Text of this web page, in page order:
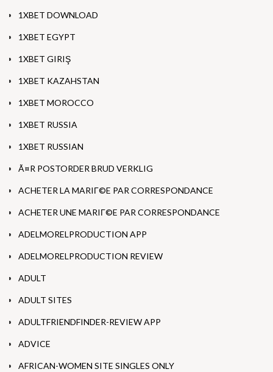
1XBET DOWNLOAD
1XBET EGYPT
1XBET GIRIŞ
1XBET KAZAHSTAN
1XBET MOROCCO
1XBET RUSSIA
1XBET RUSSIAN
Ã¤R POSTORDER BRUD VERKLIG
ACHETER LA MARIГ©E PAR CORRESPONDANCE
ACHETER UNE MARIГ©E PAR CORRESPONDANCE
ADELMORELPRODUCTION APP
ADELMORELPRODUCTION REVIEW
ADULT
ADULT SITES
ADULTFRIENDFINDER-REVIEW APP
ADVICE
AFRICAN-WOMEN SITE SINGLES ONLY